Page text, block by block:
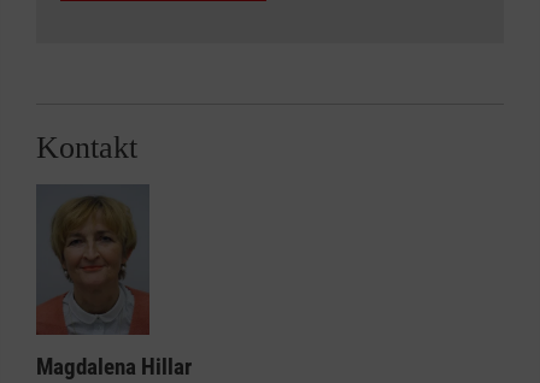
Kontakt
Magdalena Hillar